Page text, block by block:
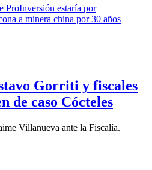
Gorriti y fiscales
de caso Cócteles
Villanueva ante la Fiscalía.